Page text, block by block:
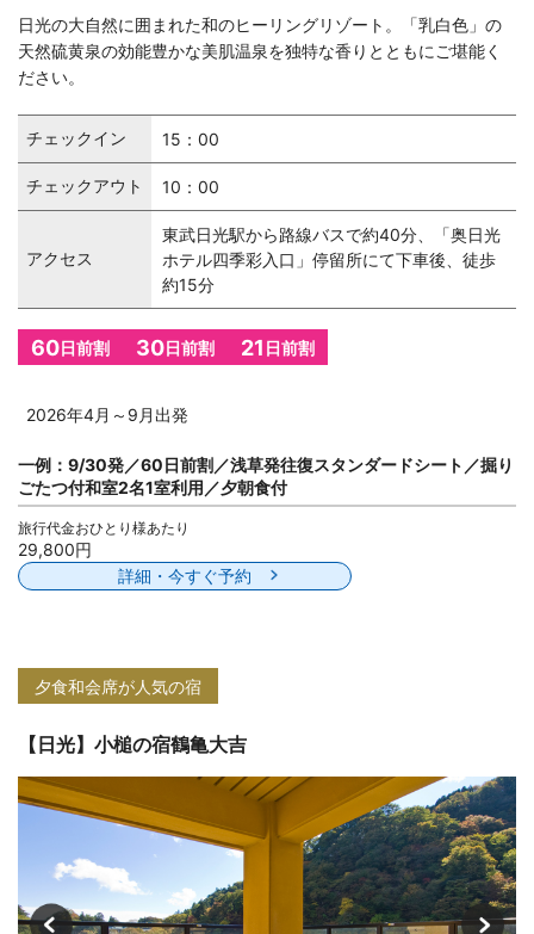
日光の大自然に囲まれた和のヒーリングリゾート。「乳白色」の
天然硫黄泉の効能豊かな美肌温泉を独特な香りとともにご堪能く
ださい。
チェックイン 15：00
チェックアウト 10：00
アクセス
東武日光駅から路線バスで約40分、「奥日光
ホテル四季彩入口」停留所にて下車後、徒歩
約15分
60日前割 30日前割 21 日前割
2026年4月～9月出発
一例：9/30発／60日前割／浅草発往復スタンダードシート／掘り
ごたつ付和室2名1室利用／夕朝食付
旅行代金おひとり様あたり
29,800円
詳細・今すぐ予約
夕食和会席が人気の宿
【日光】小槌の宿鶴亀大吉